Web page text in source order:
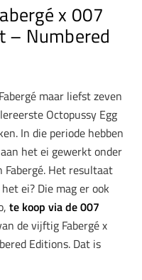
x 007
– Numbered
maar liefst zeven
Octopussy Egg
In die periode hebben
het ei gewerkt onder
Het resultaat
ei? Die mag er ook
te koop via de 007
de vijftig Fabergé x
Editions. Dat is